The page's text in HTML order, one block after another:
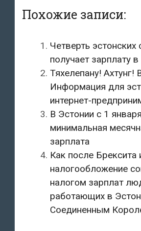
Похожие записи:
Четверть эстонских
получает зарплату
Тяхелепану! Ахтунг!
Информация для
интернет-
В Эстонии с 1
минимальная
зарплата
Как после Брексита
налогообложение
налогом зарплат
работающих в
Соединенным